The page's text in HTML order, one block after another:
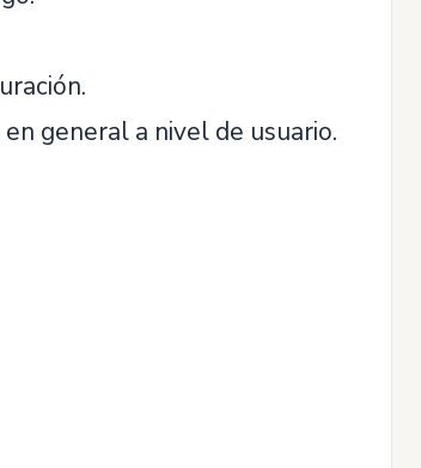
general a nivel de usuario.